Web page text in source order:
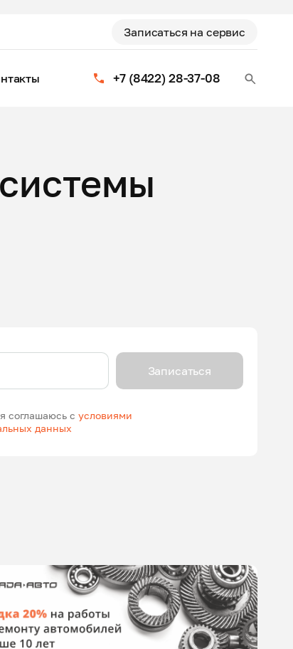
Записаться на сервис
+7 (8422) 28-37-08
соглашаюсь сусловиями
данных
Записаться